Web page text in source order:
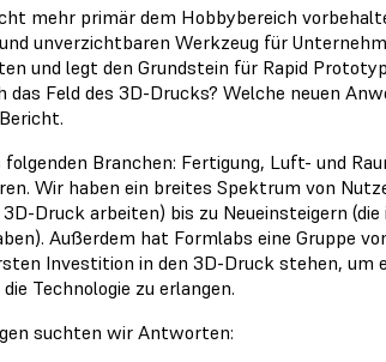
mehr primär dem Hobbybereich
unverzichtbaren Werkzeug für
und legt den Grundstein für Rapid
Feld des 3D-Drucks? Welche neuen
Branchen: Fertigung, Luft- und
Wir haben ein breites Spektrum von
Druck arbeiten) bis zu Neueinsteigern
Außerdem hat Formlabs eine Gruppe
Investition in den 3D-Druck stehen, um
Technologie zu erlangen.
suchten wir Antworten: